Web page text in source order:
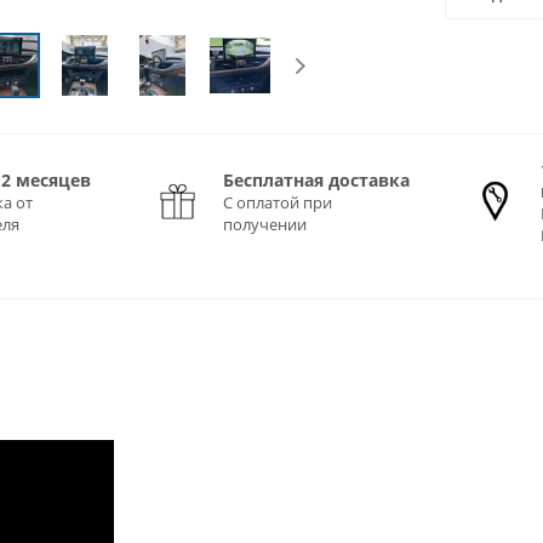
месяцев
от
Бесплатная доставка
С оплатой при
получении